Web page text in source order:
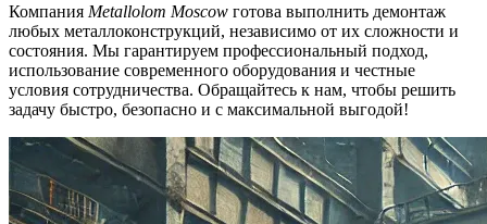
Компания Metallolom Moscow готова выполнить демонтаж
любых металлоконструкций, независимо от их сложности и
состояния. Мы гарантируем профессиональный подход,
использование современного оборудования и честные
условия сотрудничества. Обращайтесь к нам, чтобы решить
задачу быстро, безопасно и с максимальной выгодой!